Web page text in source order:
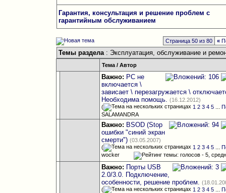
Гарантия, консультация и решение проблем с
гарантийным обслуживанием
Страница 50 из 80 «
Темы раздела: Эксплуатация, обслуживание и
Тема /Автор
Важно: РС не
включается \
зависает \ перезагружается \
Необходима помощь. (16.12.2012)
(
1 2 3 4 5 ...
SALAMANDRA
Важно: BSOD (Stop
ошибки "синий экран
смерти") (03.05.2007)
(
1 2 3 4 5 ...
wocker
Важно: Порты USB
2.0/3.0. Подключение,
особенности, решение проблем.
(
1 2 3 4 5 ...